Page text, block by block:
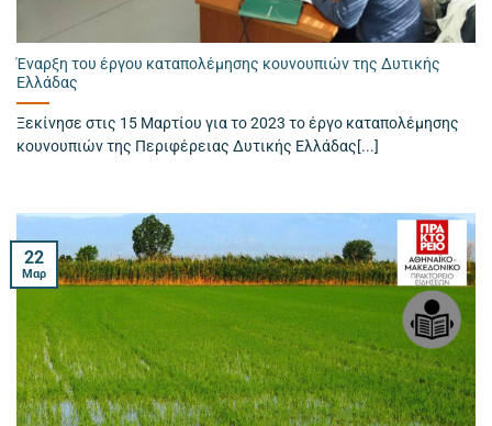
Έναρξη του έργου καταπολέμησης κουνουπιών της Δυτικής
Ελλάδας
Ξεκίνησε στις 15 Μαρτίου για το 2023 το έργο καταπολέμησης
κουνουπιών της Περιφέρειας Δυτικής Ελλάδας[...]
22
Μαρ